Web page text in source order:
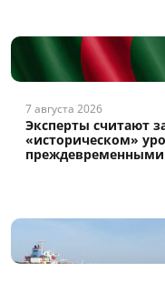
7 августа 2026
Эксперты считают
«историческом»
преждевременными